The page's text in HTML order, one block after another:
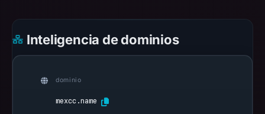
recorded.
Negative
results
Inteligencia de dominios
dominio
mexcc.name